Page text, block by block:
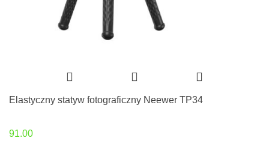
Elastyczny statyw fotograficzny Neewer TP34
91.00